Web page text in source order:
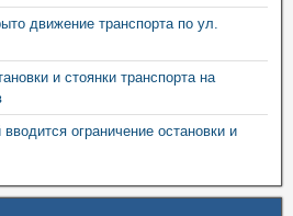
движение транспорта по ул.
и стоянки транспорта на
ограничение остановки и